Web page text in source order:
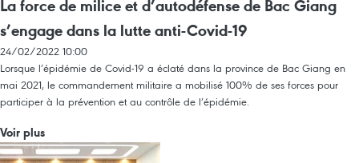
La force de milice et d’autodéfense de Bac Giang
s’engage dans la lutte anti-Covid-19
24/02/2022 10:00
Lorsque l’épidémie de Covid-19 a éclaté dans la province de Bac Giang en
mai 2021, le commandement militaire a mobilisé 100% de ses forces pour
participer à la prévention et au contrôle de l’épidémie.
Voir plus